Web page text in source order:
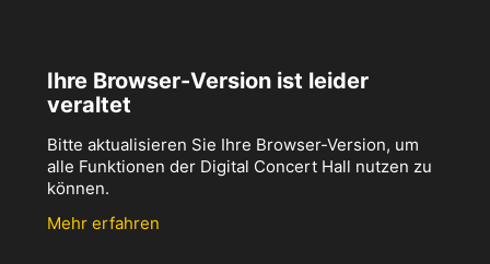
Ihre Browser-Version ist leider
veraltet
Bitte aktualisieren Sie Ihre Browser-Version, um
alle Funktionen der Digital Concert Hall nutzen zu
können.
Mehr erfahren